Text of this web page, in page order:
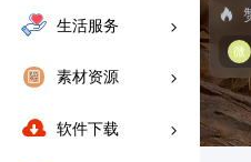
生活服务
素材资源
软件下载